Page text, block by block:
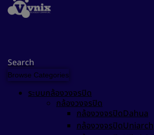
Search
Browse Categories
ระบบกล้องวงจรปิด
กล้องวงจรปิด
กล้องวงจรปิดDahua
กล้องวงจรปิดUniarch